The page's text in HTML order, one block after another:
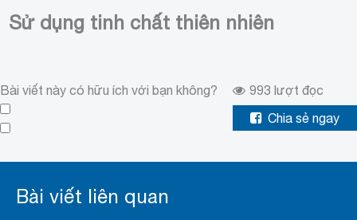
Sử dụng tinh chất thiên nhiên
Bài viết này có hữu ích với bạn không? 993 lượt đọc
Chia sẻ ngay
Bài viết liên quan